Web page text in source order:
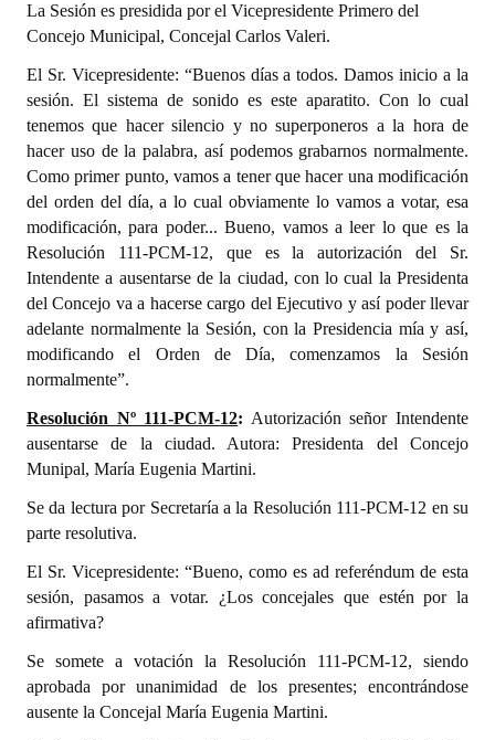
Organigrama
DOCUMENTOS
Informes de Gestión
Proyectos Presentados
Dictámenes Asesoría Letrada
Actas de Sesión
Informes de Unidad Coordinadora
Ejecución Presupuestaria
NORMATIVA
Comunicaciones
Declaraciones
Resoluciones
Resoluciones de Presidencia
INSTITUCIONAL
La Sesión es presidida por el Vicepresidente Primero del
Concejo Municipal, Concejal Carlos Valeri.
El Sr. Vicepresidente: “Buenos días a todos. Damos inicio a la
sesión. El sistema de sonido es este aparatito. Con lo cual
tenemos que hacer silencio y no superponeros a la hora de
hacer uso de la palabra, así podemos grabarnos normalmente.
Como primer punto, vamos a tener que hacer una modificación
del orden del día, a lo cual obviamente lo vamos a votar, esa
modificación, para poder... Bueno, vamos a leer lo que es la
Resolución 111-PCM-12, que es la autorización del Sr.
Intendente a ausentarse de la ciudad, con lo cual la Presidenta
del Concejo va a hacerse cargo del Ejecutivo y así poder llevar
adelante normalmente la Sesión, con la Presidencia mía y así,
modificando el Orden de Día, comenzamos la Sesión
normalmente”.
Resolución Nº 111-PCM-12: Autorización señor Intendente
ausentarse de la ciudad. Autora: Presidenta del Concejo
Munipal, María Eugenia Martini.
Se da lectura por Secretaría a la Resolución 111-PCM-12 en su
parte resolutiva.
El Sr. Vicepresidente: “Bueno, como es ad referéndum de esta
sesión, pasamos a votar. ¿Los concejales que estén por la
afirmativa?
Se somete a votación la Resolución 111-PCM-12, siendo
aprobada por unanimidad de los presentes; encontrándose
ausente la Concejal María Eugenia Martini.